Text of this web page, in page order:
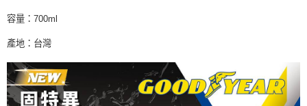
容量：700ml
產地：台灣